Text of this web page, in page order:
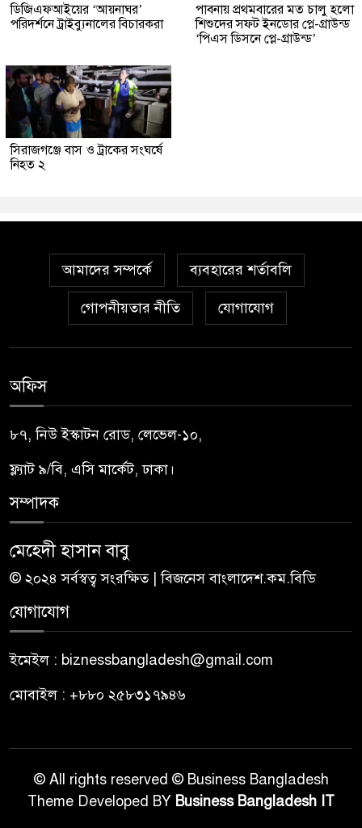
ডিজিএফআইয়ের ‘আয়নাঘর’
পরিদর্শনে ট্রাইব্যুনালের বিচারকরা
পাবনায় প্রথমবারের মত চালু হলো
শিশুদের সফট ইনডোর প্লে-গ্রাউন্ড
‘পিএস ডিসনে প্লে-গ্রাউন্ড’
সিরাজগঞ্জে বাস ও ট্রাকের সংঘর্ষে
নিহত ২
আমাদের সম্পর্কে ব্যবহারের শর্তাবলি
গোপনীয়তার নীতি যোগাযোগ
অফিস
৮৭, নিউ ইস্কাটন রোড, লেভেল-১০,
ফ্ল্যাট ৯/বি, এসি মার্কেট, ঢাকা।
সম্পাদক
মেহেদী হাসান বাবু
© ২০২৪ সর্বস্বত্ব সংরক্ষিত | বিজনেস বাংলাদেশ.কম.বিডি
যোগাযোগ
ইমেইল : biznessbangladesh@gmail.com
মোবাইল : +৮৮০ ২৫৮৩১৭৯৪৬
© All rights reserved © Business Bangladesh
Theme Developed BY Business Bangladesh IT